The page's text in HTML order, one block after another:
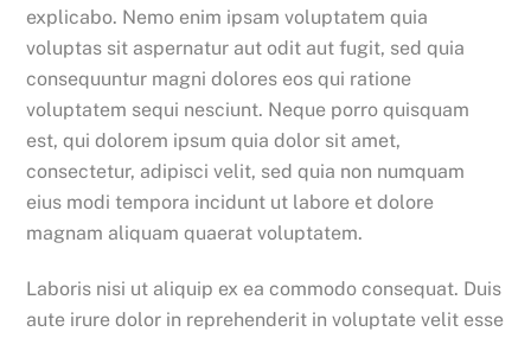
explicabo. Nemo enim ipsam voluptatem quia
voluptas sit aspernatur aut odit aut fugit, sed quia
consequuntur magni dolores eos qui ratione
voluptatem sequi nesciunt. Neque porro quisquam
est, qui dolorem ipsum quia dolor sit amet,
consectetur, adipisci velit, sed quia non numquam
eius modi tempora incidunt ut labore et dolore
magnam aliquam quaerat voluptatem.
Laboris nisi ut aliquip ex ea commodo consequat. Duis
aute irure dolor in reprehenderit in voluptate velit esse